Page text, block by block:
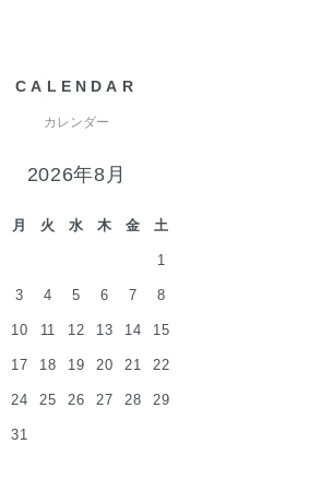
CALENDAR
カレンダー
2026年8月
月 火 水 木 金 土
1
3 4 5 6 7 8
10 11 12 13 14 15
17 18 19 20 21 22
24 25 26 27 28 29
31